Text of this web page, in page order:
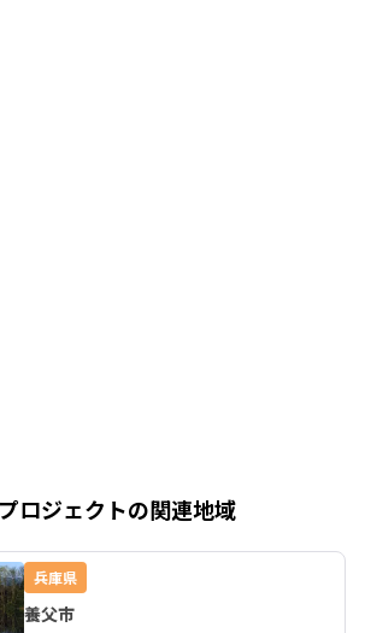
ロジェクトの関連地域
兵庫県
養父市